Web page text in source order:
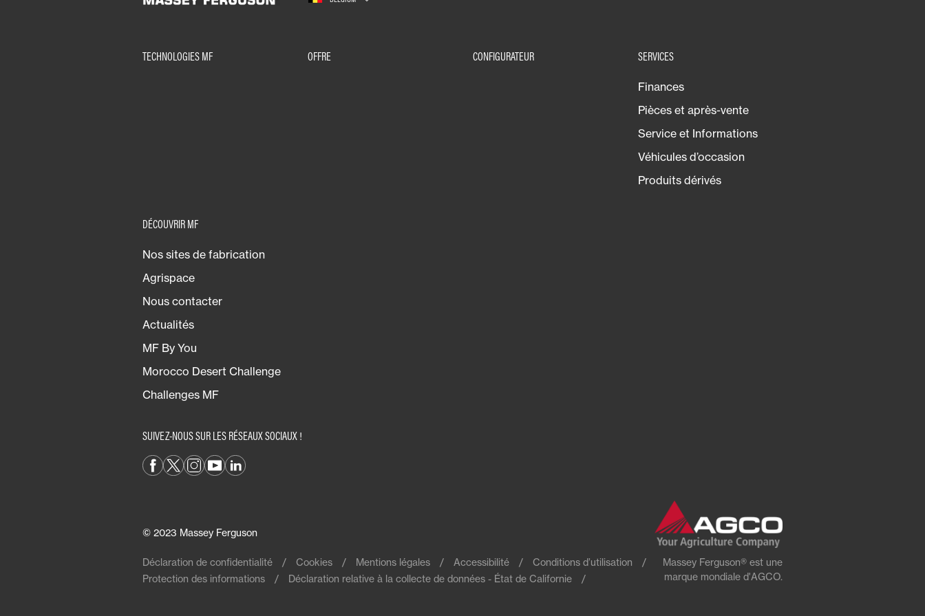
TECHNOLOGIES MF OFFRE CONFIGURATEUR SERVICES
Finances
Pièces et après-vente
Service et Informations
Véhicules d’occasion
Produits dérivés
DÉCOUVRIR MF
Nos sites de fabrication
Agrispace
Nous contacter
Actualités
MF By You
Morocco Desert Challenge
Challenges MF
SUIVEZ-NOUS SUR LES RÉSEAUX SOCIAUX !
© 2023 Massey Ferguson
Déclaration de confidentialité Cookies Mentions légales Accessibilité
Conditions d’utilisation
Protection des informations
Déclaration relative à la collecte de données - État de Californie
Massey Ferguson® est une
marque mondiale d'AGCO.